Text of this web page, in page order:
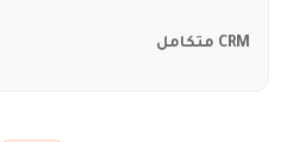
CRM متكامل